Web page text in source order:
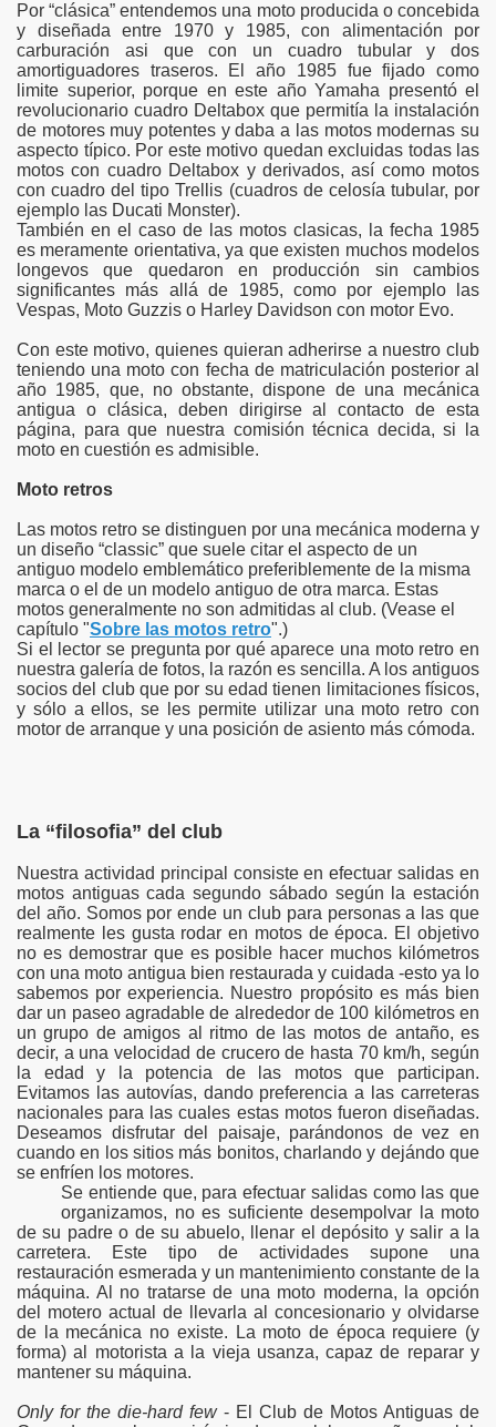
Por “clásica” entendemos una moto producida o concebida
y diseñada entre 1970 y 1985, con alimentación por
carburación asi que con un cuadro tubular y dos
amortiguadores traseros. El año 1985 fue fijado como
limite superior, porque en este año Yamaha presentó el
revolucionario cuadro Deltabox que permitía la instalación
de motores muy potentes y daba a las motos modernas su
aspecto típico. Por este motivo quedan excluidas todas las
motos con cuadro Deltabox y derivados, así como motos
con cuadro del tipo Trellis (cuadros de celosía tubular, por
ejemplo las Ducati Monster).
También en el caso de las motos clasicas, la fecha 1985
es meramente orientativa, ya que existen muchos modelos
longevos que quedaron en producción sin cambios
significantes más allá de 1985, como por ejemplo las
Vespas, Moto Guzzis o Harley Davidson con motor Evo.
Con este motivo, quienes quieran adherirse a nuestro club
teniendo una moto con fecha de matriculación posterior al
año 1985, que, no obstante, dispone de una mecánica
antigua o clásica, deben dirigirse al contacto de esta
página, para que nuestra comisión técnica decida, si la
moto en cuestión es admisible.
Moto retros
Las motos retro se distinguen por una mecánica moderna y
un diseño “classic” que suele citar el aspecto de un
antiguo modelo emblemático preferiblemente de la misma
marca o el de un modelo antiguo de otra marca. Estas
motos generalmente no son admitidas al club. (Vease el
capítulo "Sobre las motos retro".)
Si el lector se pregunta por qué aparece una moto retro en
nuestra galería de fotos, la razón es sencilla. A los antiguos
socios del club que por su edad tienen limitaciones físicos,
y sólo a ellos, se les permite utilizar una moto retro con
motor de arranque y una posición de asiento más cómoda.
La “filosofia” del club
Nuestra actividad principal consiste en efectuar salidas en
motos antiguas cada segundo sábado según la estación
del año. Somos por ende un club para personas a las que
realmente les gusta rodar en motos de época. El objetivo
no es demostrar que es posible hacer muchos kilómetros
con una moto antigua bien restaurada y cuidada -esto ya lo
sabemos por experiencia. Nuestro propósito es más bien
dar un paseo agradable de alrededor de 100 kilómetros en
un grupo de amigos al ritmo de las motos de antaño, es
decir, a una velocidad de crucero de hasta 70 km/h, según
la edad y la potencia de las motos que participan.
Evitamos las autovías, dando preferencia a las carreteras
nacionales para las cuales estas motos fueron diseñadas.
Deseamos disfrutar del paisaje, parándonos de vez en
cuando en los sitios más bonitos, charlando y dejándo que
se enfríen los motores.
Se entiende que, para efectuar salidas como las que
organizamos, no es suficiente desempolvar la moto
de su padre o de su abuelo, llenar el depósito y salir a la
carretera. Este tipo de actividades supone una
restauración esmerada y un mantenimiento constante de la
máquina. Al no tratarse de una moto moderna, la opción
del motero actual de llevarla al concesionario y olvidarse
de la mecánica no existe. La moto de época requiere (y
forma) al motorista a la vieja usanza, capaz de reparar y
mantener su máquina.
Only for the die-hard few- El Club de Motos Antiguas de